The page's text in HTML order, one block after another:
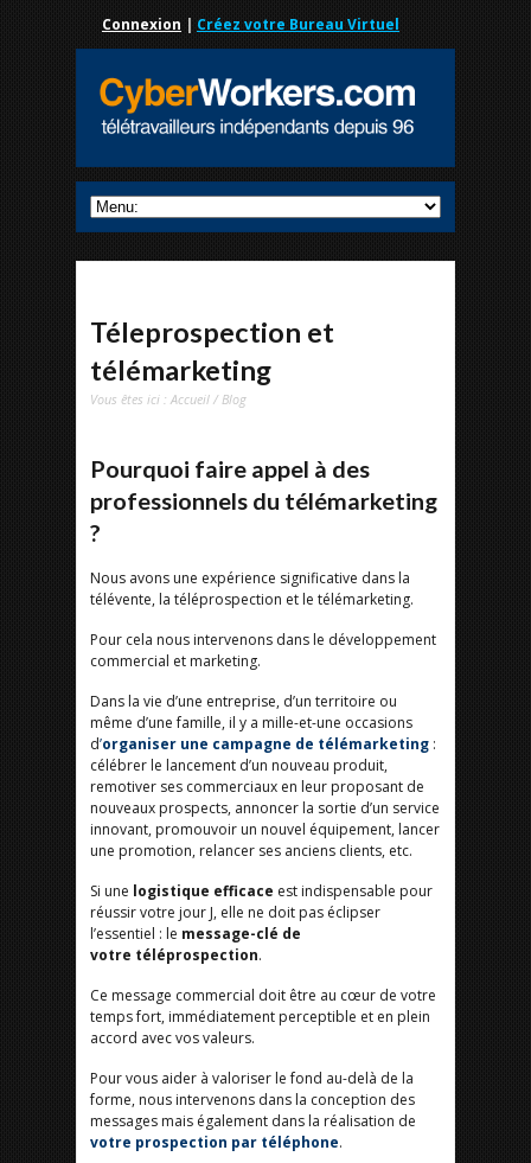
Connexion | Créez votre Bureau Virtuel
Téleprospection et
télémarketing
Vous êtes ici : Accueil /Blog
Pourquoi faire appel à des
professionnels du télémarketing
?
Nous avons une expérience significative dans la
télévente, la téléprospection et le télémarketing.
Pour cela nous intervenons dans le développement
commercial et marketing.
Dans la vie d’une entreprise, d’un territoire ou
même d’une famille, il y a mille-et-une occasions
d’organiser une campagne de télémarketing :
célébrer le lancement d’un nouveau produit,
remotiver ses commerciaux en leur proposant de
nouveaux prospects, annoncer la sortie d’un service
innovant, promouvoir un nouvel équipement, lancer
une promotion, relancer ses anciens clients, etc.
Si une logistique efficace est indispensable pour
réussir votre jour J, elle ne doit pas éclipser
l’essentiel : le message-clé de
votre téléprospection.
Ce message commercial doit être au cœur de votre
temps fort, immédiatement perceptible et en plein
accord avec vos valeurs.
Pour vous aider à valoriser le fond au-delà de la
forme, nous intervenons dans la conception des
messages mais également dans la réalisation de
votre prospection par téléphone.